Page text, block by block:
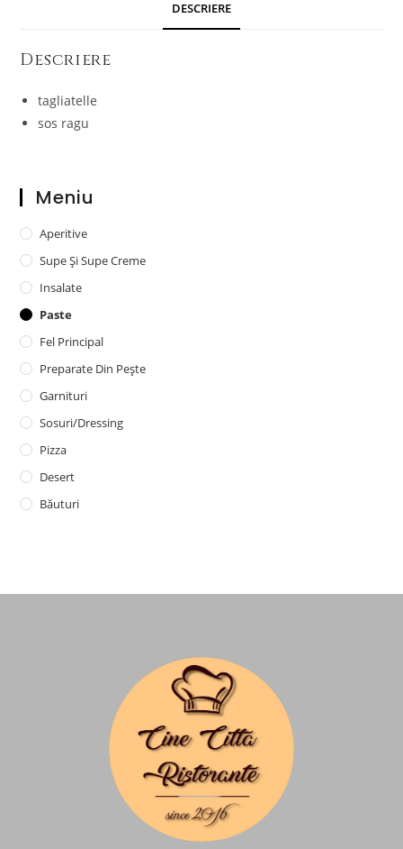
DESCRIERE
Descriere
tagliatelle
sos ragu
Meniu
Aperitive
Supe Și Supe Creme
Insalate
Paste
Fel Principal
Preparate Din Pește
Garnituri
Sosuri/dressing
Pizza
Desert
Băuturi